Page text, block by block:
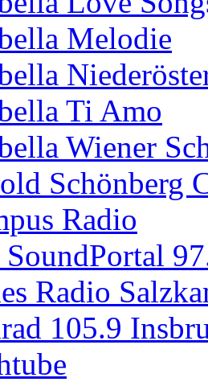
Melodie
Ti Amo
Wiener
Schönberg
Radio
SoundPortal
Radio
105.9